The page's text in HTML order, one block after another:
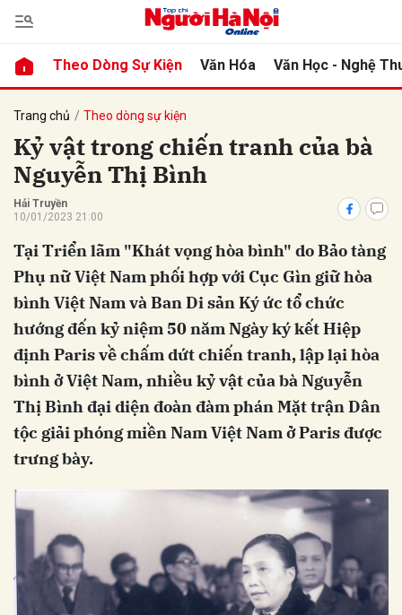
Theo Dòng Sự Kiện Văn Hóa Văn Học - Nghệ
Trang chủ Theo dòng sự kiện
Kỷ vật trong chiến tranh của bà
Nguyễn Thị Bình
Hải Truyền
10/01/2023 21:00
Tại Triển lãm "Khát vọng hòa bình" do Bảo tàng
Phụ nữ Việt Nam phối hợp với Cục Gìn giữ hòa
bình Việt Nam và Ban Di sản Ký ức tổ chức
hướng đến kỷ niệm 50 năm Ngày ký kết Hiệp
định Paris về chấm dứt chiến tranh, lập lại hòa
bình ở Việt Nam, nhiều kỷ vật của bà Nguyễn
Thị Bình đại diện đoàn đàm phán Mặt trận Dân
tộc giải phóng miền Nam Việt Nam ở Paris được
trưng bày.
luận
Hủy